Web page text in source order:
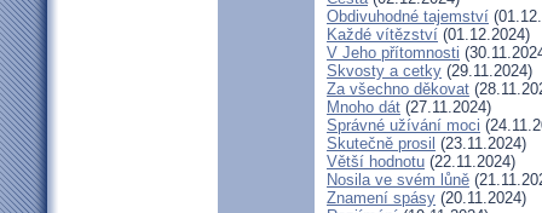
Obdivuhodné tajemství
Každé vítězství (01.12.2024)
V Jeho přítomnosti
Skvosty a cetky (29.11.2024)
Za všechno děkovat
Mnoho dát (27.11.2024)
Správné užívání moci
Skutečně prosil (23.11.2024)
Větší hodnotu (22.11.2024)
Nosila ve svém lůně
Znamení spásy (20.11.2024)